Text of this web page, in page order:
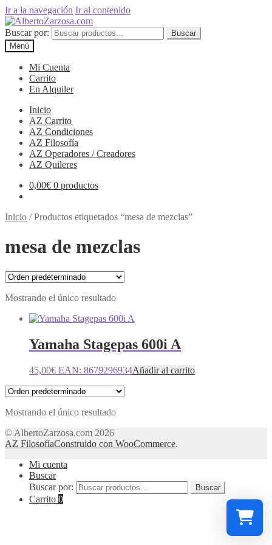
Ir a la navegación Ir al contenido
Buscar por:
Buscar
Menú
Mi Cuenta
Carrito
En Alquiler
Inicio
AZ Carrito
AZ Condiciones
AZ Filosofía
AZ Operadores / Creadores
AZ Quileres
0,00€ 0 productos
Inicio /Productos etiquetados “mesa de mezclas”
mesa de mezclas
Mostrando el único resultado
Yamaha Stagepas 600i A
45,00€ EAN: 8679296934Añadir al carrito
Mostrando el único resultado
© AlbertoZarzosa.com 2026
AZ FilosofíaConstruido con WooCommerce.
Mi cuenta
Buscar
Buscar por:
Buscar
Carrito 0